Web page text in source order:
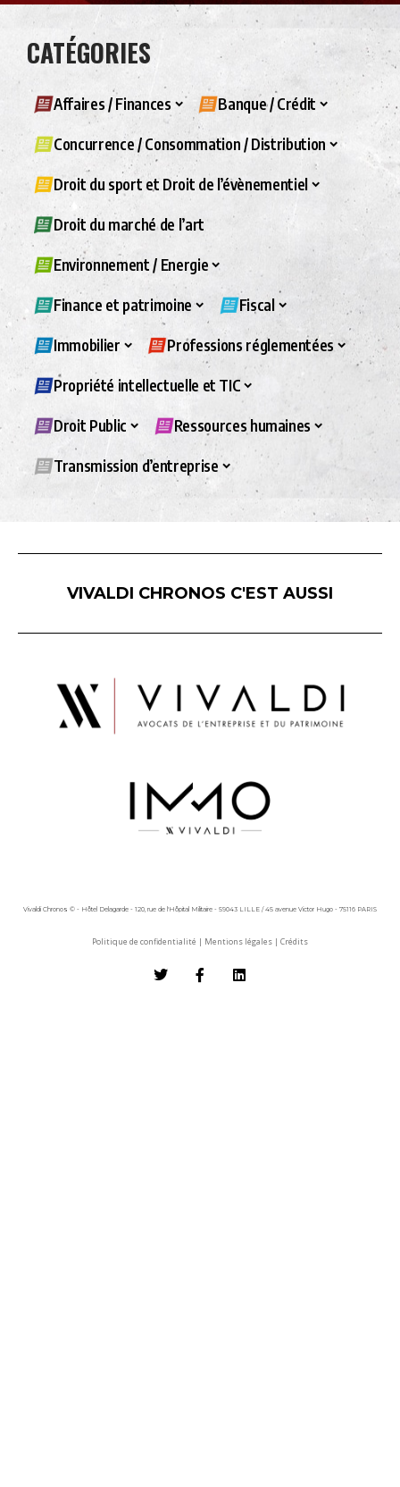
CATÉGORIES
Affaires / Finances Banque / Crédit
Concurrence / Consommation / Distribution
Droit du sport et Droit de l’évènementiel
Droit du marché de l’art
Environnement / Energie
Finance et patrimoine Fiscal
Immobilier Professions réglementées
Propriété intellectuelle et TIC
Droit Public Ressources humaines
Transmission d’entreprise
VIVALDI CHRONOS C'EST AUSSI
Vivaldi Chronos © - Hôtel Delagarde - 120, rue de l'Hôpital Militaire - 59043 LILLE / 45 avenue Victor Hugo - 75116 PARIS
Politique de confidentialité | Mentions légales | Crédits